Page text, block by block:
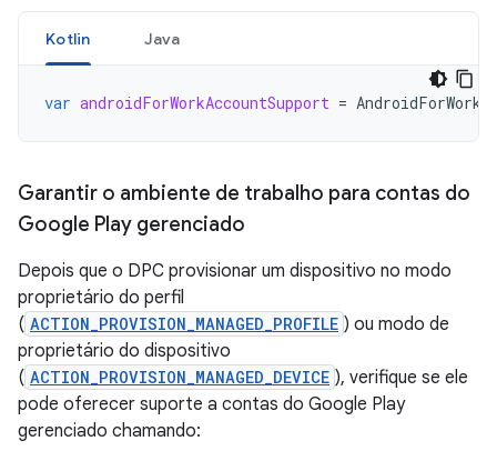
Kotlin Java
var androidForWorkAccountSupport =
Garantir o ambiente de trabalho para contas do
Google Play gerenciado
Depois que o DPC provisionar um dispositivo no modo
proprietário do perfil
( ACTION_PROVISION_MANAGED_PROFILE ) ou modo de
proprietário do dispositivo
( ACTION_PROVISION_MANAGED_DEVICE ), verifique se ele
pode oferecer suporte a contas do Google Play
gerenciado chamando: